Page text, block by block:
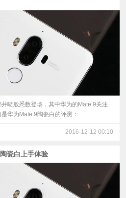
喷般悉数登场，其中华为的Mate 9关注
华为Mate 9陶瓷白的评测：
2016-12-12 00:10
瓷白上手体验